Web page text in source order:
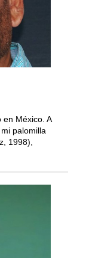
México. A
palomilla
1998),